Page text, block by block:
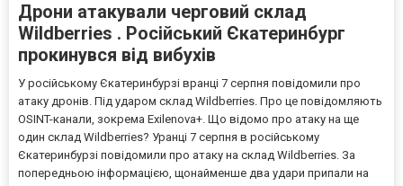
Дрони атакували черговий склад
Wildberries . Російський Єкатеринбург
прокинувся від вибухів
У російському Єкатеринбурзі вранці 7 серпня повідомили про
атаку дронів. Під ударом склад Wildberries. Про це повідомляють
OSINT-канали, зокрема Exilenova+. Що відомо про атаку на ще
один склад Wildberries? Уранці 7 серпня в російському
Єкатеринбурзі повідомили про атаку на склад Wildberries. За
попередньою інформацією, щонайменше два удари припали на